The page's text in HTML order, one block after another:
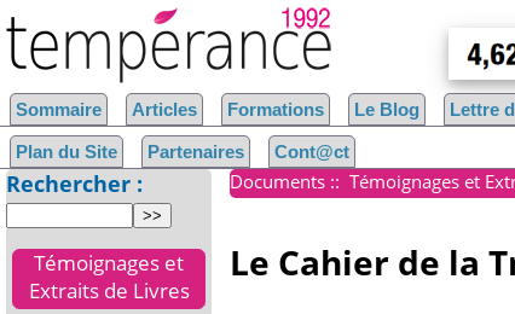
Documents :: Témoignages et
Le Cahier de la
Sommaire Articles Formations Le Blog Lettre
Plan du Site Partenaires Cont@ct
Rechercher :
Témoignages et
Extraits de Livres